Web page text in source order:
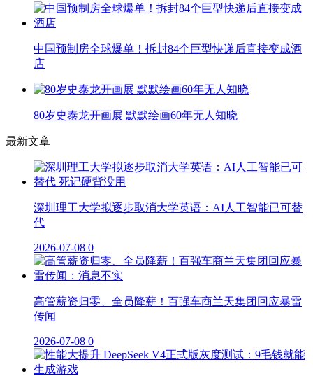
中国预制房全球爆单！拆封84个巨型快递后直接变成酒
店
80岁史泰龙开画展 默默绘画60年无人知晓
最新文章
深圳理工大学拟逐步取消大学英语：AI人工智能已可替
代
2026-07-08 0
高管薪资归零、全员降薪！百强车商兰天集团回应暴雷
传闻
2026-07-08 0